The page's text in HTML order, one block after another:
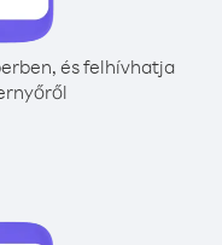
és felhívhatja